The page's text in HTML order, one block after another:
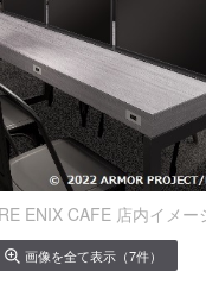
ENIX CAFE 店内イメー
画像を全て表示（7件）